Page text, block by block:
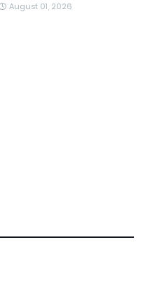
August 01, 2026